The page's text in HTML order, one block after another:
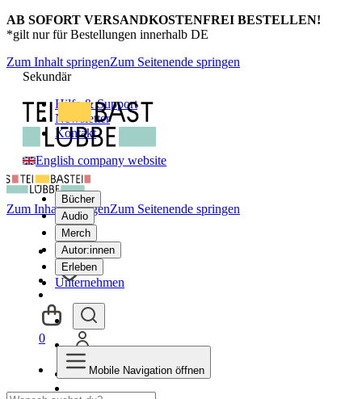
AB SOFORT VERSANDKOSTENFREI BESTELLEN!
*gilt nur für Bestellungen innerhalb DE
Zum Inhalt springenZum Seitenende springen
Sekundär
Hilfe & Support
Newsletter
Kontakt
English company website
Bücher
Audio
Merch
Autor:innen
Erleben
Unternehmen
Zum Inhalt springenZum Seitenende springen
0
Mobile Navigation öffnen